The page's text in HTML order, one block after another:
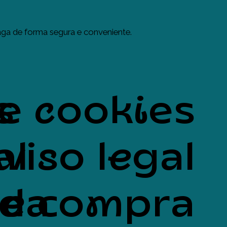
de forma segura e conveniente.
cookies
legal
compra